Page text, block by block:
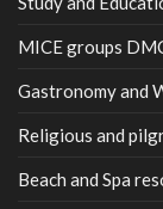
MICE groups
Gastronomy and
Religious and
Beach and Spa